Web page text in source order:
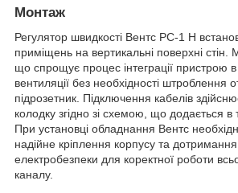
Монтаж
Регулятор швидкості Вентс РС-1 Н
приміщень на вертикальні поверхні
що спрощує процес інтеграції пристрою
вентиляції без необхідності штроблення
підрозетник. Підключення кабелів
колодку згідно зі схемою, що додається в
При установці обладнання Вентс
надійне кріплення корпусу та
електробезпеки для коректної роботи
каналу.